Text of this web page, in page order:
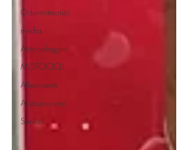
Odontotecnici
media
Autonoleggio
MOTOCICLI
Allestimenti
Assicurazioni
Servizi